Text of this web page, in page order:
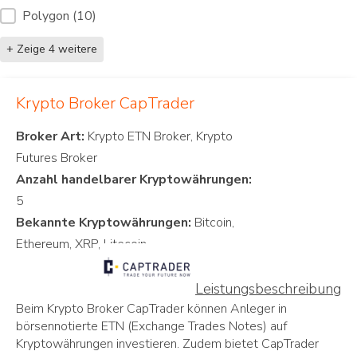
Polygon (10)
+ Zeige 4 weitere
Krypto Broker CapTrader
Broker Art: Krypto ETN Broker, Krypto
Anzahl handelbarer Kryptowährungen:
Bekannte Kryptowährungen: Bitcoin,
Leistungsbeschreibung
Beim Krypto Broker CapTrader können Anleger in
börsennotierte ETN (Exchange Trades Notes) auf
Kryptowährungen investieren. Zudem bietet CapTrader